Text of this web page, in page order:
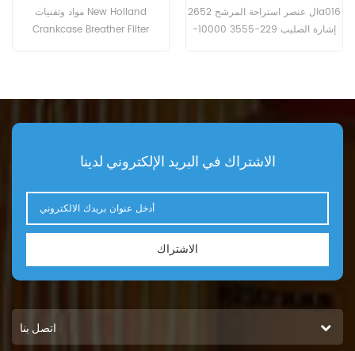
مواد وتقنيات New Holland
Crankcase Breather Filter
المرافق الاستراحة تصفية استبدال
ال عنصر استراحة المرشح 2652a016
إشارة الصليب 229-3555 10000-
الاشتراك في البريد الإلكتروني لدينا
الاشتراك
اتصل بنا